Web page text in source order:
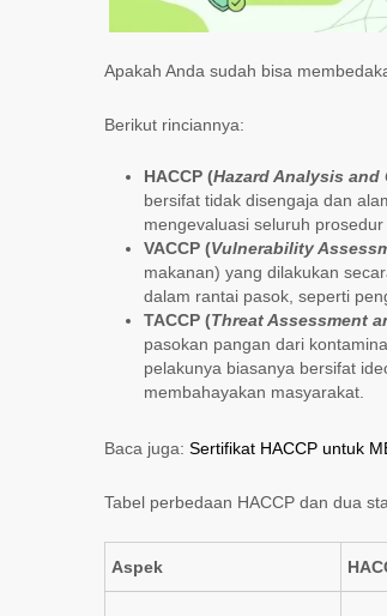
Apakah Anda sudah bisa
Berikut rinciannya:
HACCP (Hazard Analysis
bersifat tidak disengaja dan
mengevaluasi seluruh
VACCP (Vulnerability
makanan) yang dilakukan
dalam rantai pasok, seperti
TACCP (Threat Assessment
pasokan pangan dari
pelakunya biasanya bersifat
membahayakan masyarakat.
Baca juga: Sertifikat HACCP untuk
Tabel perbedaan HACCP dan dua
Aspek